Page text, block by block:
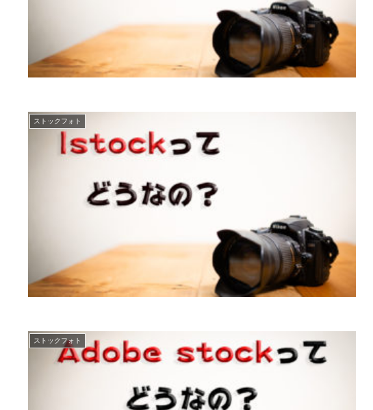
ストックフォト
ストックフォト